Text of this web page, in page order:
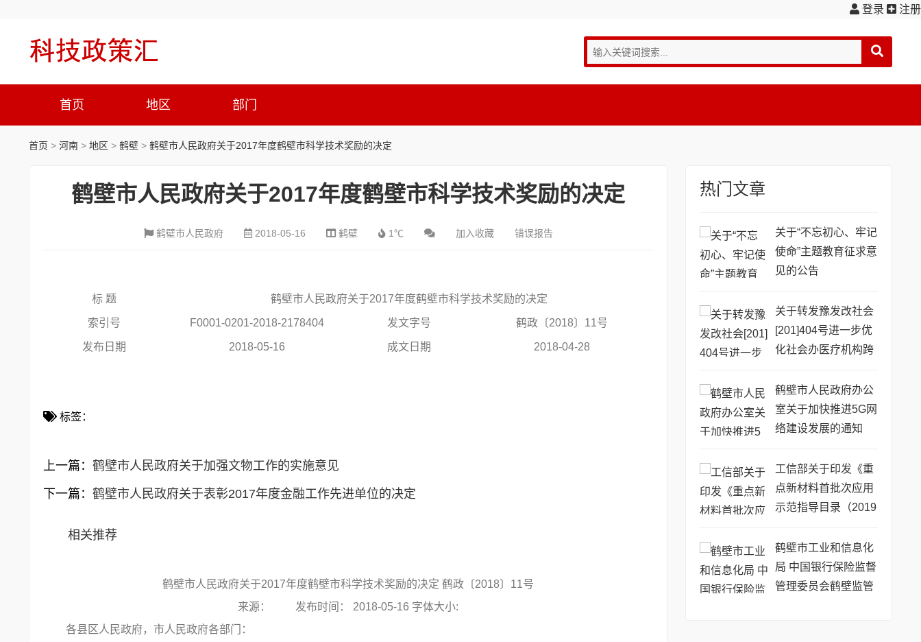
登录 注册
首页 地区 部门
首页 > 河南 > 地区 > 鹤壁 > 鹤壁市人民政府关于2017年度鹤壁市科学技术奖励的决定
鹤壁市人民政府关于2017年度鹤壁市科学技术奖励的决定
鹤壁市人民政府 2018-05-16 鹤壁 1℃ 加入收藏 错误报告
标 题 鹤壁市人民政府关于2017年度鹤壁市科学技术奖励的决定
索引号 F0001-0201-2018-2178404 发文字号 鹤政〔2018〕11号
发布日期 2018-05-16 成文日期 2018-04-28
标签：
上一篇： 鹤壁市人民政府关于加强文物工作的实施意见
下一篇： 鹤壁市人民政府关于表彰2017年度金融工作先进单位的决定
相关推荐
鹤壁市人民政府关于2017年度鹤壁市科学技术奖励的决定 鹤政〔2018〕11号
来源： 发布时间： 2018-05-16 字体大小:
各县区人民政府，市人民政府各部门：
热门文章
关于“不忘初心、牢记
使命”主题教育征求意
见的公告
关于转发豫发改社会
[201]404号进一步优
化社会办医疗机构跨
通知
鹤壁市人民政府办公
室关于加快推进5G网
络建设发展的通知
工信部关于印发《重
点新材料首批次应用
示范指导目录（2019
鹤壁市工业和信息化
局 中国银行保险监督
管理委员会鹤壁监管